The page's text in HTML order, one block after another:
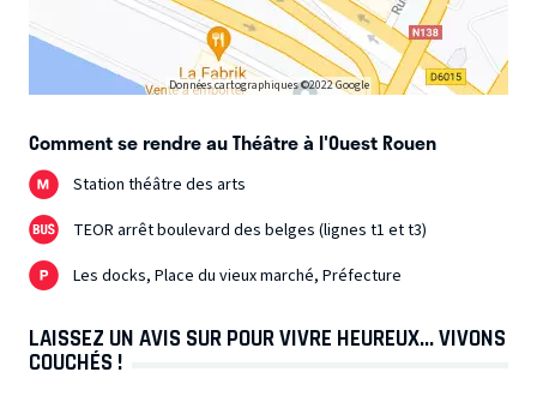
Données cartographiques ©2022 Google
Comment se rendre au Théâtre à l'Ouest Rouen
Station théâtre des arts
TEOR arrêt boulevard des belges (lignes t1 et t3)
Les docks, Place du vieux marché, Préfecture
LAISSEZ UN AVIS SUR POUR VIVRE HEUREUX... VIVONS
COUCHÉS !